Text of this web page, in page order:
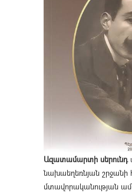
Ազատամարտի սերունդ
նախաեղեռնյան շրջանի
մտավորականության